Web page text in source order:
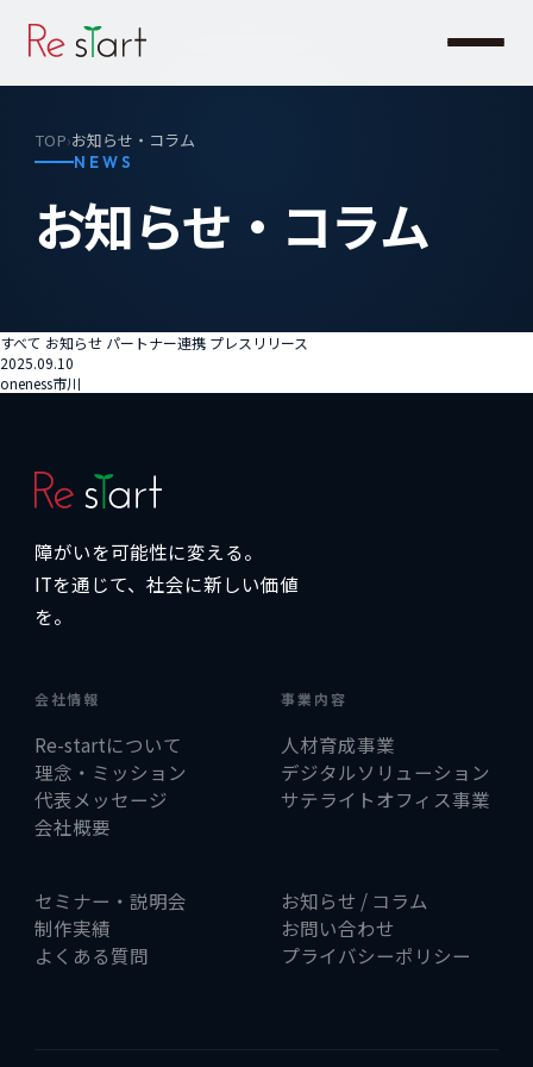
TOP›お知らせ・コラム
NEWS
お知らせ・コラム
すべて お知らせ パートナー連携 プレスリリース
2025.09.10
oneness市川
障がいを可能性に変える。
ITを通じて、社会に新しい価値
を。
会社情報
Re-startについて
理念・ミッション
代表メッセージ
会社概要
事業内容
人材育成事業
デジタルソリューション
サテライトオフィス事業
セミナー・説明会
制作実績
よくある質問
お知らせ / コラム
お問い合わせ
プライバシーポリシー